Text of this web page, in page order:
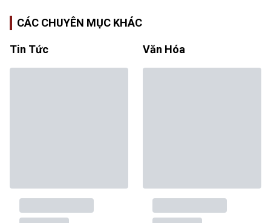
CÁC CHUYÊN MỤC KHÁC
Tin Tức Văn Hóa